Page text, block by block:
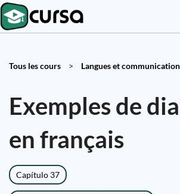
Tous les cours > Langues et communication
Exemples de
en français
Capítulo 37